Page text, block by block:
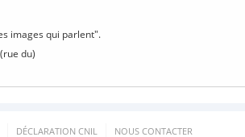
images qui parlent".
du)
DÉCLARATION CNIL NOUS CONTACTER